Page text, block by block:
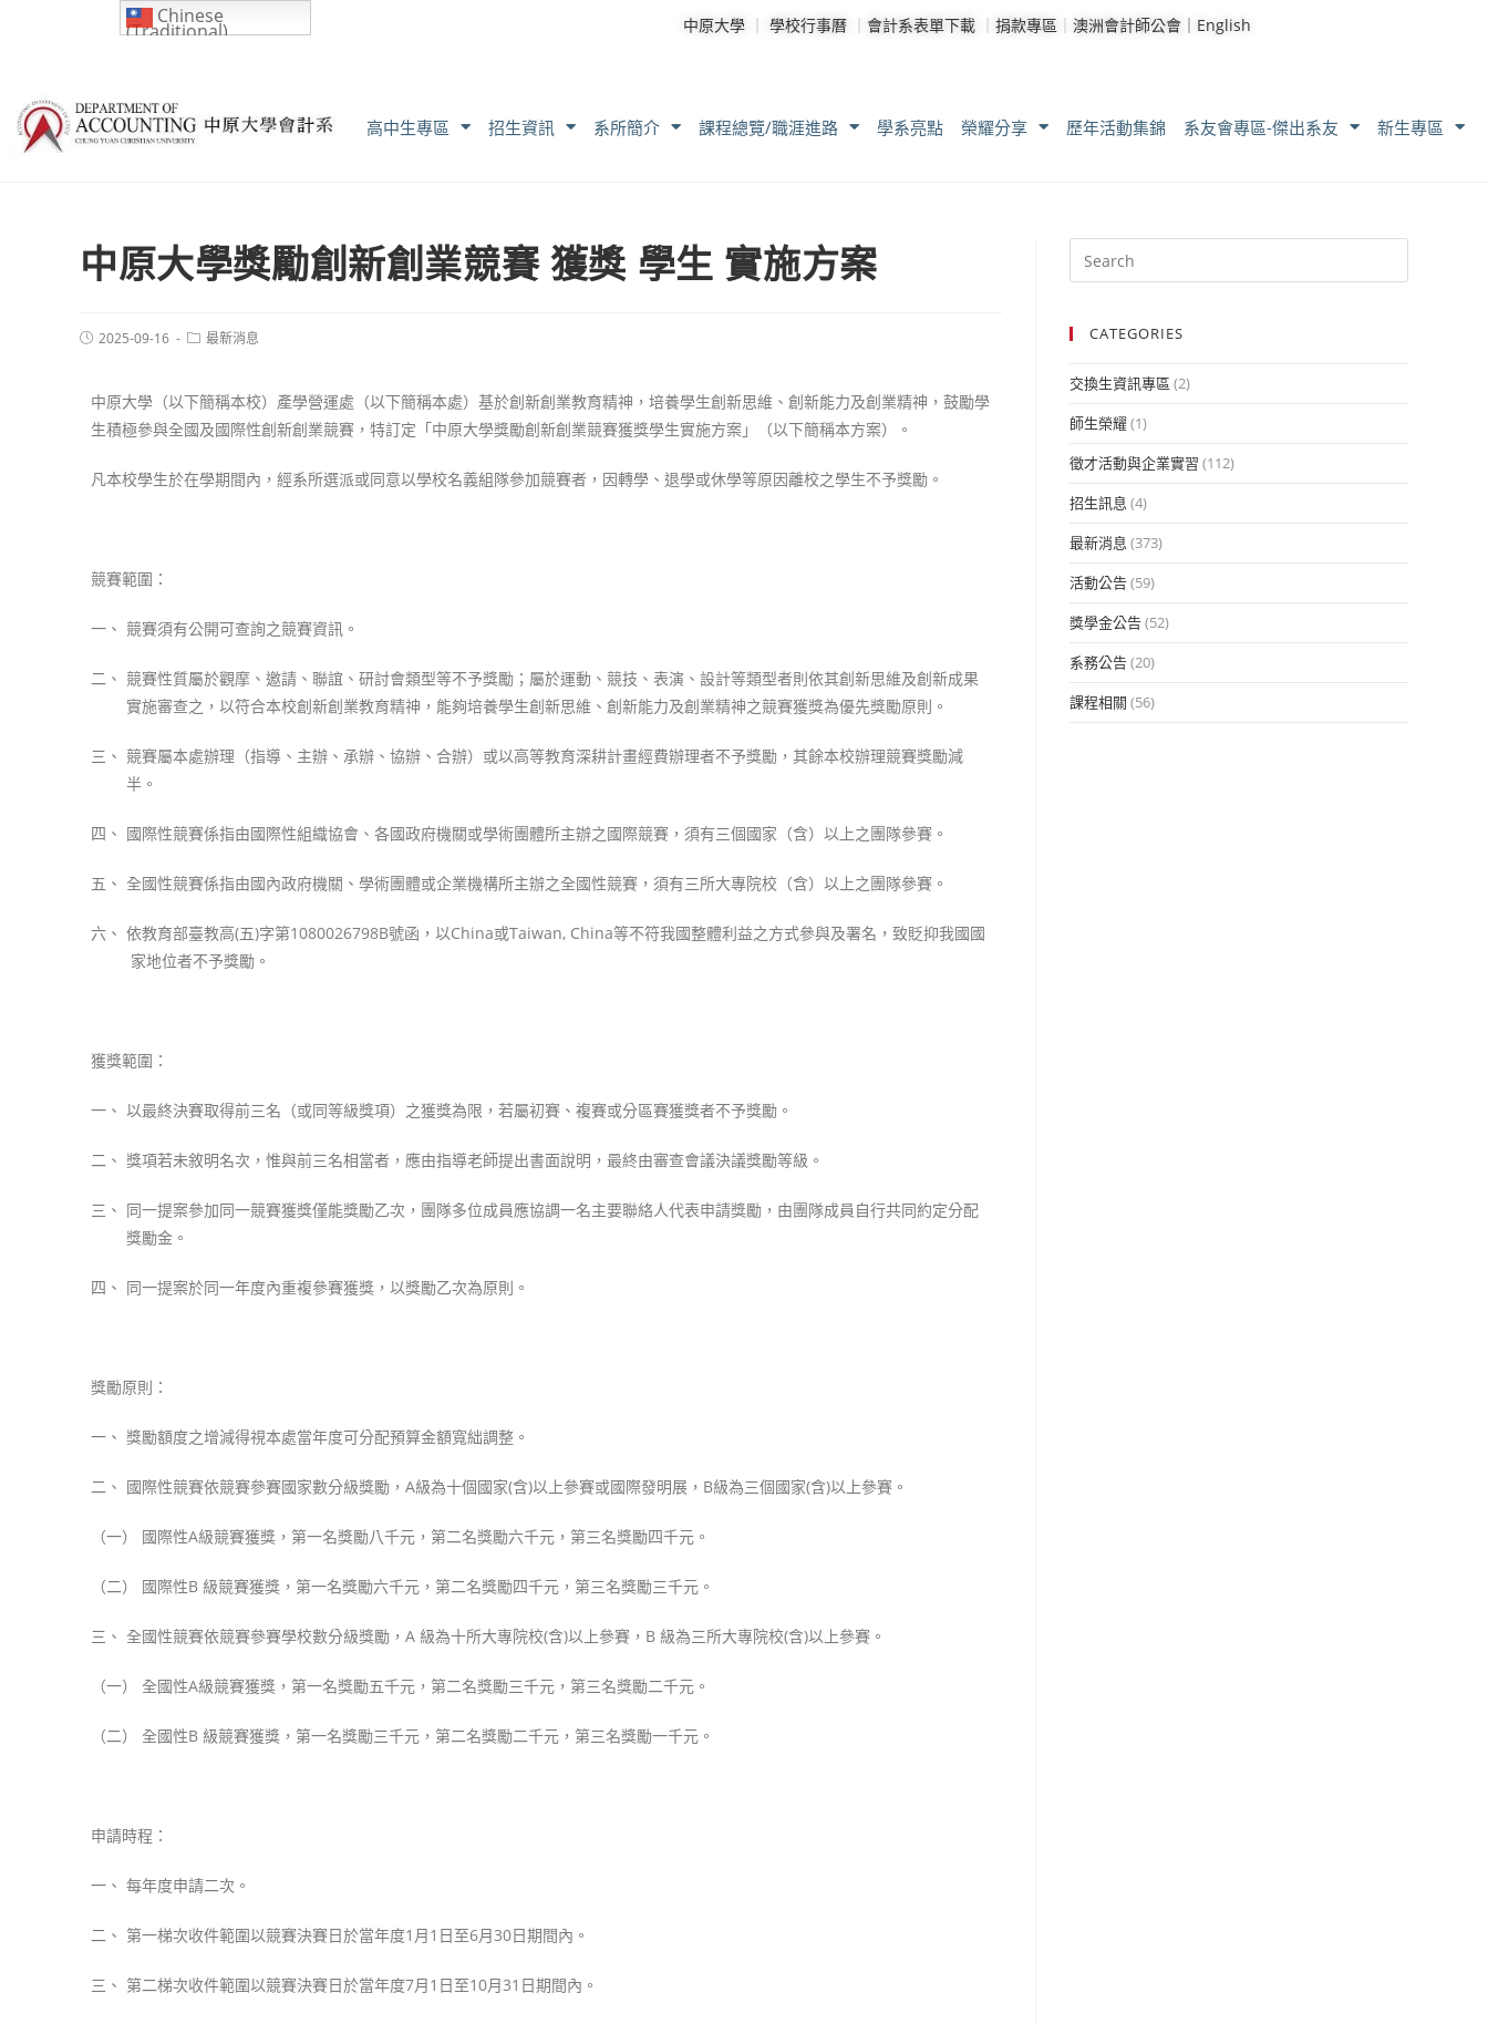
中原大學 ｜ 學校行事曆 ｜ 會計系表單下載 ｜ 捐款專區 ｜ 澳洲會計師公會｜ English
高中生專區 招生資訊 系所簡介 課程總覽/職涯進路 學系亮點 榮耀分享 歷年活動集錦 系友會專區-傑出系友 新生專區
中原大學獎勵創新創業競賽 獲獎 學生 實施方案
2025-09-16 最新消息
中原大學（以下簡稱本校）產學營運處（以下簡稱本處）基於創新創業教育精神，培養學生創新思維、創新能力及創業精神，鼓勵學
生積極參與全國及國際性創新創業競賽，特訂定「中原大學獎勵創新創業競賽獲獎學生實施方案」（以下簡稱本方案）。
凡本校學生於在學期間內，經系所選派或同意以學校名義組隊參加競賽者，因轉學、退學或休學等原因離校之學生不予獎勵。
競賽範圍：
一、 競賽須有公開可查詢之競賽資訊。
二、 競賽性質屬於觀摩、邀請、聯誼、研討會類型等不予獎勵；屬於運動、競技、表演、設計等類型者則依其創新思維及創新成果
實施審查之，以符合本校創新創業教育精神，能夠培養學生創新思維、創新能力及創業精神之競賽獲獎為優先獎勵原則。
三、 競賽屬本處辦理（指導、主辦、承辦、協辦、合辦）或以高等教育深耕計畫經費辦理者不予獎勵，其餘本校辦理競賽獎勵減
半。
四、 國際性競賽係指由國際性組織協會、各國政府機關或學術團體所主辦之國際競賽，須有三個國家（含）以上之團隊參賽。
五、 全國性競賽係指由國內政府機關、學術團體或企業機構所主辦之全國性競賽，須有三所大專院校（含）以上之團隊參賽。
六、 依教育部臺教高(五)字第1080026798B號函，以China或Taiwan, China等不符我國整體利益之方式參與及署名，致貶抑我國國
家地位者不予獎勵。
獲獎範圍：
一、 以最終決賽取得前三名（或同等級獎項）之獲獎為限，若屬初賽、複賽或分區賽獲獎者不予獎勵。
二、 獎項若未敘明名次，惟與前三名相當者，應由指導老師提出書面說明，最終由審查會議決議獎勵等級。
三、 同一提案參加同一競賽獲獎僅能獎勵乙次，團隊多位成員應協調一名主要聯絡人代表申請獎勵，由團隊成員自行共同約定分配
獎勵金。
四、 同一提案於同一年度內重複參賽獲獎，以獎勵乙次為原則。
獎勵原則：
一、 獎勵額度之增減得視本處當年度可分配預算金額寬絀調整。
二、 國際性競賽依競賽參賽國家數分級獎勵，A級為十個國家(含)以上參賽或國際發明展，B級為三個國家(含)以上參賽。
（一） 國際性A級競賽獲獎，第一名獎勵八千元，第二名獎勵六千元，第三名獎勵四千元。
（二） 國際性B 級競賽獲獎，第一名獎勵六千元，第二名獎勵四千元，第三名獎勵三千元。
三、 全國性競賽依競賽參賽學校數分級獎勵，A 級為十所大專院校(含)以上參賽，B 級為三所大專院校(含)以上參賽。
（一） 全國性A級競賽獲獎，第一名獎勵五千元，第二名獎勵三千元，第三名獎勵二千元。
（二） 全國性B 級競賽獲獎，第一名獎勵三千元，第二名獎勵二千元，第三名獎勵一千元。
申請時程：
一、 每年度申請二次。
二、 第一梯次收件範圍以競賽決賽日於當年度1月1日至6月30日期間內。
三、 第二梯次收件範圍以競賽決賽日於當年度7月1日至10月31日期間內。
CATEGORIES
交換生資訊專區 (2)
師生榮耀(1)
徵才活動與企業實習 (112)
招生訊息 (4)
最新消息 (373)
活動公告(59)
獎學金公告(52)
系務公告(20)
課程相關 (56)
Chinese
(Traditional)